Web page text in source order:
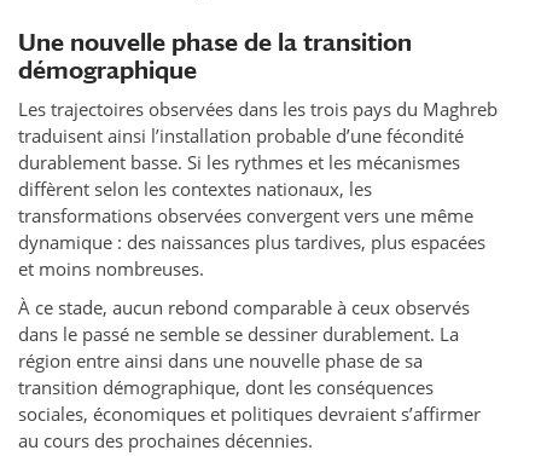
Une nouvelle phase de la transition
démographique
Les trajectoires observées dans les trois pays du Maghreb
traduisent ainsi l’installation probable d’une fécondité
durablement basse. Si les rythmes et les mécanismes
diffèrent selon les contextes nationaux, les
transformations observées convergent vers une même
dynamique : des naissances plus tardives, plus espacées
et moins nombreuses.
À ce stade, aucun rebond comparable à ceux observés
dans le passé ne semble se dessiner durablement. La
région entre ainsi dans une nouvelle phase de sa
transition démographique, dont les conséquences
sociales, économiques et politiques devraient s’affirmer
au cours des prochaines décennies.